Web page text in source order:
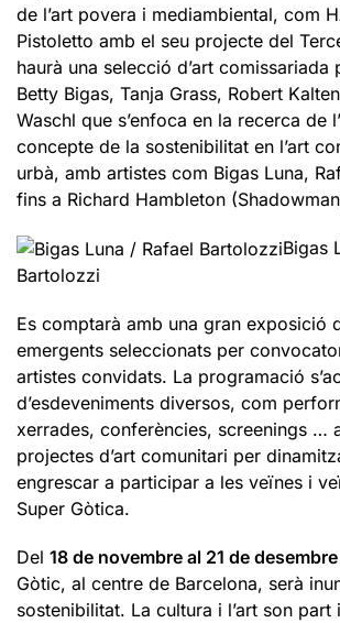
de l’art povera i mediambiental, com
Pistoletto amb el seu projecte del
haurà una selecció d’art comissariada
Betty Bigas, Tanja Grass, Robert
Waschl que s’enfoca en la recerca de
concepte de la sostenibilitat en l’art
urbà, amb artistes com Bigas Luna,
fins a Richard Hambleton
Bigas
Bartolozzi
Es comptarà amb una gran exposició
emergents seleccionats per
artistes convidats. La programació
d’esdeveniments diversos, com
xerrades, conferències, screenings …
projectes d’art comunitari per
engrescar a participar a les veïnes i
Super Gòtica.
Del 18 de novembre al 21 de desembre
Gòtic, al centre de Barcelona, serà
sostenibilitat. La cultura i l’art son part